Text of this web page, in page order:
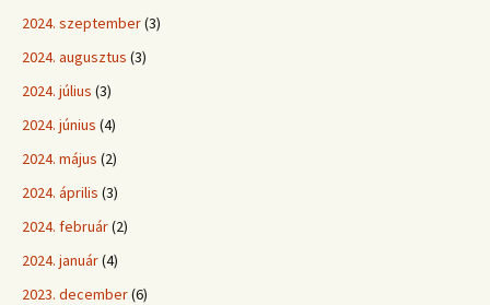
2024. szeptember(3)
2024. augusztus (3)
2024. július (3)
2024. június (4)
2024. május (2)
2024. április (3)
2024. február(2)
2024. január(4)
2023. december(6)